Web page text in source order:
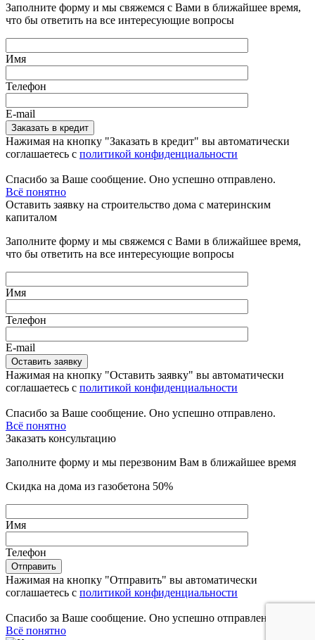
Заполните форму и мы свяжемся с Вами в ближайшее время,
что бы ответить на все интересующие вопросы
Имя
Телефон
E-mail
Нажимая на кнопку "Заказать в кредит" вы автоматически
соглашаетесь с политикой конфиденциальности
Спасибо за Ваше сообщение. Оно успешно отправлено.
Всё понятно
Оставить заявку на строительство дома с материнским
капиталом
Заполните форму и мы свяжемся с Вами в ближайшее время,
что бы ответить на все интересующие вопросы
Имя
Телефон
E-mail
Нажимая на кнопку "Оставить заявку" вы автоматически
соглашаетесь с политикой конфиденциальности
Спасибо за Ваше сообщение. Оно успешно отправлено.
Всё понятно
Заказать консультацию
Заполните форму и мы перезвоним Вам в ближайшее время
Скидка на дома из газобетона 50%
Имя
Телефон
Нажимая на кнопку "Отправить" вы автоматически
соглашаетесь с политикой конфиденциальности
Спасибо за Ваше сообщение. Оно успешно отправлено.
Всё понятно